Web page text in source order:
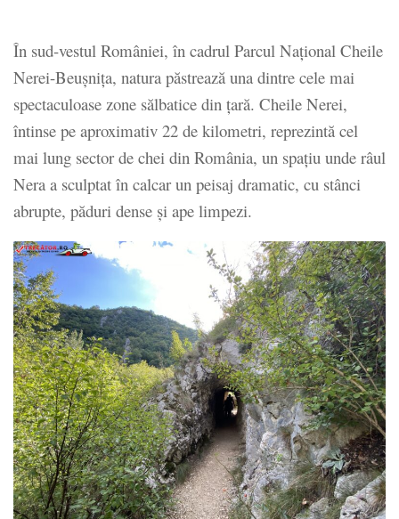
În sud-vestul României, în cadrul Parcul Național Cheile
Nerei-Beușnița, natura păstrează una dintre cele mai
spectaculoase zone sălbatice din țară. Cheile Nerei,
întinse pe aproximativ 22 de kilometri, reprezintă cel
mai lung sector de chei din România, un spațiu unde râul
Nera a sculptat în calcar un peisaj dramatic, cu stânci
abrupte, păduri dense și ape limpezi.